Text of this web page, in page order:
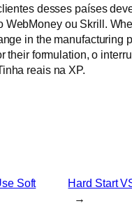
desses países
WebMoney ou Skrill.
in the manufacturing
their formulation, o
reais na XP.
Soft
Hard Start
→